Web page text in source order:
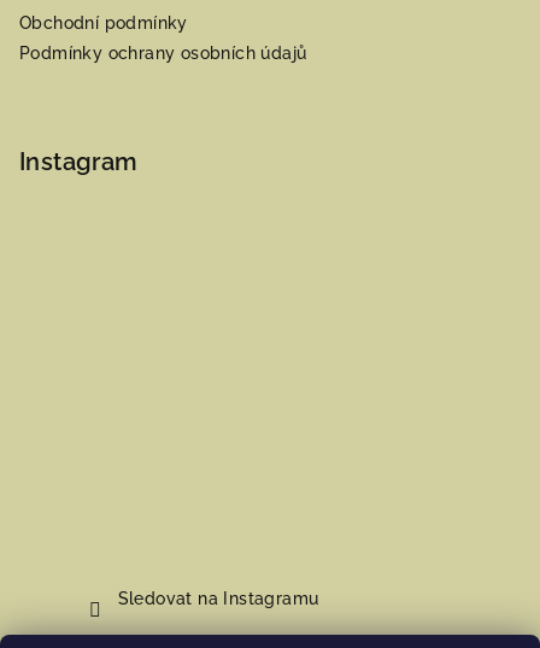
Obchodní podmínky
Podmínky ochrany osobních údajů
Instagram
Sledovat na Instagramu